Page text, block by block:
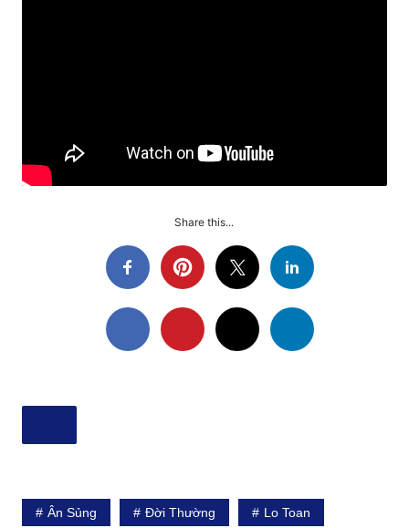
Share this...
Ân Sủng Đời Thường Lo Toan